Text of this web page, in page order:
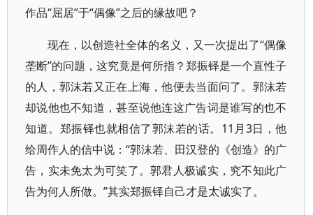
作品“屈居”于“偶像”之后的缘故吧？
现在，以创造社全体的名义，又一次提出了“偶像
垄断”的问题，这究竟是何所指？郑振铎是一个直性子
的人，郭沫若又正在上海，他便去当面问了。郭沫若
却说他也不知道，甚至说他连这广告词是谁写的也不
知道。郑振铎也就相信了郭沫若的话。11月3日，他
给周作人的信中说：“郭沫若、田汉登的《创造》的广
告，实未免太为可笑了。郭君人极诚实，究不知此广
告为何人所做。”其实郑振铎自己才是太诚实了。